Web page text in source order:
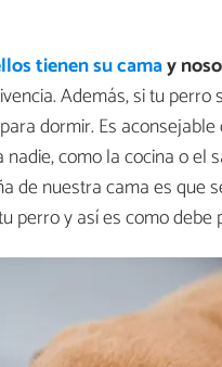
tienen su camay
Además, si tu
dormir. Es
como la cocina o el
de nuestra cama es que
perro y así es como debe